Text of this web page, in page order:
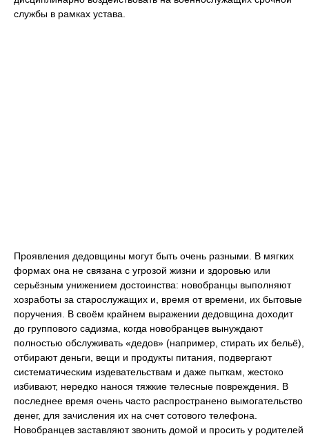
службы в рамках устава.
Проявления дедовщины могут быть очень разными. В мягких
формах она не связана с угрозой жизни и здоровью или
серьёзным унижением достоинства: новобранцы выполняют
хозработы за старослужащих и, время от времени, их бытовые
поручения. В своём крайнем выражении дедовщина доходит
до группового садизма, когда новобранцев вынуждают
полностью обслуживать «дедов» (например, стирать их бельё),
отбирают деньги, вещи и продукты питания, подвергают
систематическим издевательствам и даже пыткам, жестоко
избивают, нередко нанося тяжкие телесные повреждения. В
последнее время очень часто распространено вымогательство
денег, для зачисления их на счет сотового телефона.
Новобранцев заставляют звонить домой и просить у родителей